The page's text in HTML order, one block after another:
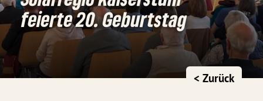
feierte 20. Geburtstag
< Zurück